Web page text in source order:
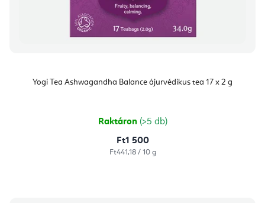
Yogi Tea Ashwagandha Balance ájurvédikus tea 17 x 2 g
Raktáron (>5 db)
Ft1 500
Egységár:
Ft441,18 / 10 g